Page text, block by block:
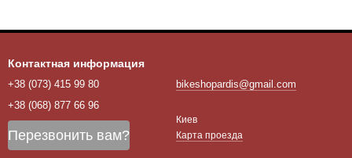
Контактная информация
+38 (073) 415 99 80
+38 (068) 877 66 96
Перезвонить вам?
bikeshopardis@gmail.com
Киев
Карта проезда